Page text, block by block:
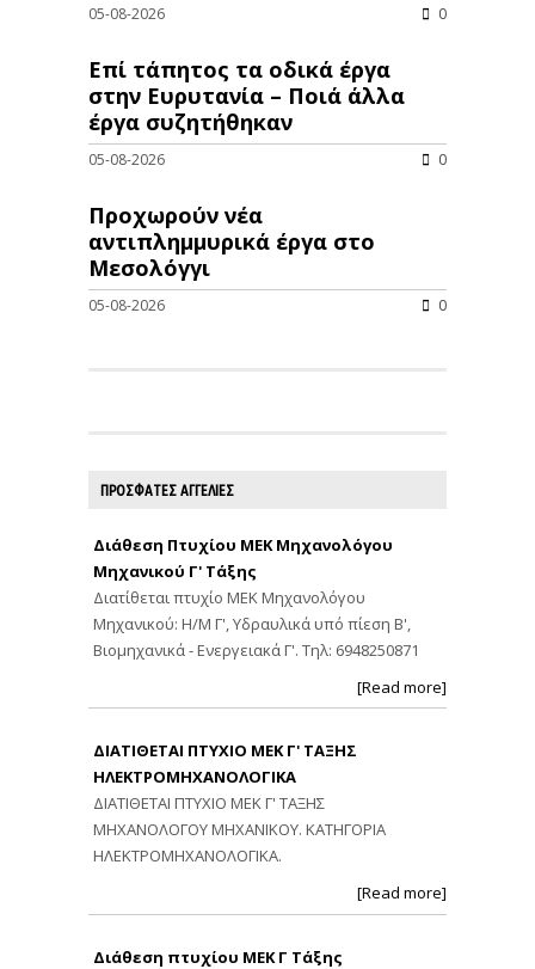
05-08-2026 0
Επί τάπητος τα οδικά έργα
στην Ευρυτανία – Ποιά άλλα
έργα συζητήθηκαν
05-08-2026 0
Προχωρούν νέα
αντιπλημμυρικά έργα στο
Μεσολόγγι
05-08-2026 0
ΠΡΟΣΦΑΤΕΣ ΑΓΓΕΛΙΕΣ
Διάθεση Πτυχίου ΜΕΚ Μηχανολόγου
Μηχανικού Γ' Τάξης
Διατίθεται πτυχίο ΜΕΚ Μηχανολόγου
Μηχανικού: Η/Μ Γ', Υδραυλικά υπό πίεση Β',
Βιομηχανικά - Ενεργειακά Γ'. Τηλ: 6948250871
[Read more]
ΔΙΑΤΙΘΕΤΑΙ ΠΤΥΧΙΟ ΜΕΚ Γ' ΤΑΞΗΣ
ΗΛΕΚΤΡΟΜΗΧΑΝΟΛΟΓΙΚΑ
ΔΙΑΤΙΘΕΤΑΙ ΠΤΥΧΙΟ ΜΕΚ Γ' ΤΑΞΗΣ
ΜΗΧΑΝΟΛΟΓΟΥ ΜΗΧΑΝΙΚΟΥ. ΚΑΤΗΓΟΡΙΑ
ΗΛΕΚΤΡΟΜΗΧΑΝΟΛΟΓΙΚΑ.
[Read more]
Διάθεση πτυχίου ΜΕΚ Γ Τάξης